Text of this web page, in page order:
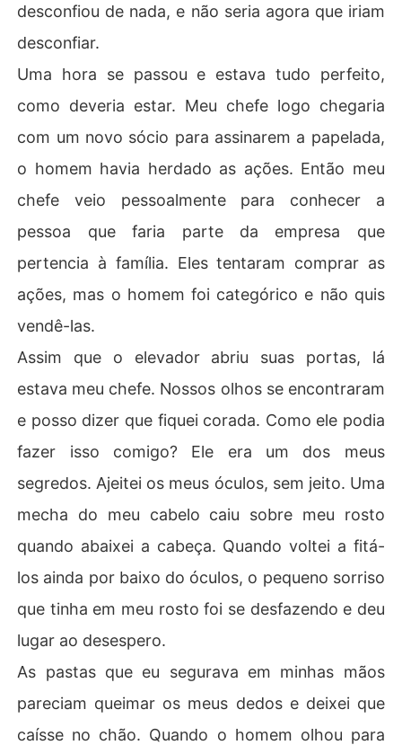
desconfiou de nada, e não seria agora que iriam
desconfiar.
Uma hora se passou e estava tudo perfeito,
como deveria estar. Meu chefe logo chegaria
com um novo sócio para assinarem a papelada,
o homem havia herdado as ações. Então meu
chefe veio pessoalmente para conhecer a
pessoa que faria parte da empresa que
pertencia à família. Eles tentaram comprar as
ações, mas o homem foi categórico e não quis
vendê-las.
Assim que o elevador abriu suas portas, lá
estava meu chefe. Nossos olhos se encontraram
e posso dizer que fiquei corada. Como ele podia
fazer isso comigo? Ele era um dos meus
segredos. Ajeitei os meus óculos, sem jeito. Uma
mecha do meu cabelo caiu sobre meu rosto
quando abaixei a cabeça. Quando voltei a fitá-
los ainda por baixo do óculos, o pequeno sorriso
que tinha em meu rosto foi se desfazendo e deu
lugar ao desespero.
As pastas que eu segurava em minhas mãos
pareciam queimar os meus dedos e deixei que
caísse no chão. Quando o homem olhou para